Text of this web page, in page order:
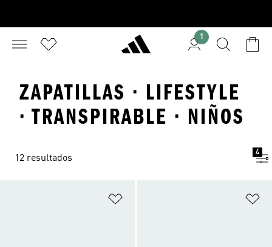
1
ZAPATILLAS · LIFESTYLE
· TRANSPIRABLE · NIÑOS
12 resultados
4